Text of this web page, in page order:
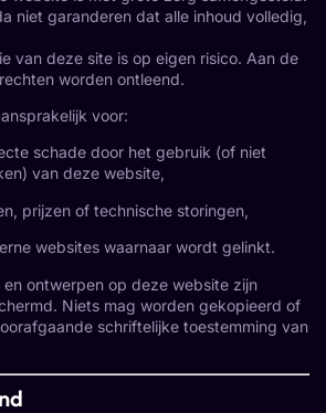
niet garanderen dat alle inhoud volledig,
van deze site is op eigen risico. Aan de
worden ontleend.
voor:
schade door het gebruik (of niet
van deze website,
prijzen of technische storingen,
websites waarnaar wordt gelinkt.
ontwerpen op deze website zijn
Niets mag worden gekopieerd of
schriftelijke toestemming van